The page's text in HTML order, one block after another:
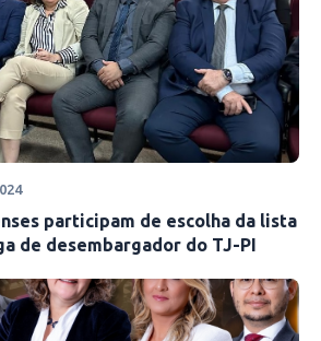
participam de escolha da lista
de desembargador do TJ-PI